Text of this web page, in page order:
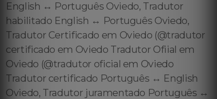
English ↔️ Português Oviedo, Tradutor
habilitado English ↔️ Português Oviedo,
Tradutor Certificado em Oviedo (@tradutor
certificado em Oviedo Tradutor Ofiial em
Oviedo (@tradutor oficial em Oviedo
Tradutor certificado Português ↔️ English
Oviedo, Tradutor juramentado Português ↔️